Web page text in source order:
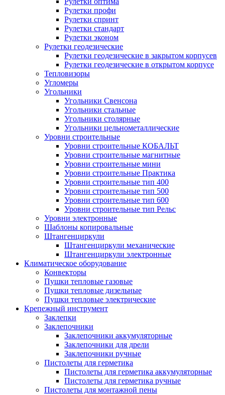
Рулетки профи
Рулетки спринт
Рулетки стандарт
Рулетки эконом
Рулетки геодезические
Рулетки геодезические в закрытом корпусев
Рулетки геодезические в открытом корпусе
Тепловизоры
Угломеры
Угольники
Угольники Свенсона
Угольники стальные
Угольники столярные
Угольники цельнометаллические
Уровни строительные
Уровни строительные КОБАЛЬТ
Уровни строительные магнитные
Уровни строительные мини
Уровни строительные Практика
Уровни строительные тип 400
Уровни строительные тип 500
Уровни строительные тип 600
Уровни строительные тип Рельс
Уровни электронные
Шаблоны копировальные
Штангенциркули
Штангенциркули механические
Штангенциркули электронные
Климатическое оборудование
Конвекторы
Пушки тепловые газовые
Пушки тепловые дизельные
Пушки тепловые электрические
Крепежный инструмент
Заклепки
Заклепочники
Заклепочники аккумуляторные
Заклепочники для дрели
Заклепочники ручные
Пистолеты для герметика
Пистолеты для герметика аккумуляторные
Пистолеты для герметика ручные
Пистолеты для монтажной пены